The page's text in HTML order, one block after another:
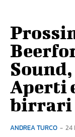
Aperti
birrari
ANDREA TURCO - 24